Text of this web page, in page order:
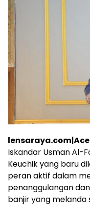
Iskandar Usman Al-
Keuchik yang baru
peran aktif dalam
penanggulangan
banjir yang melanda